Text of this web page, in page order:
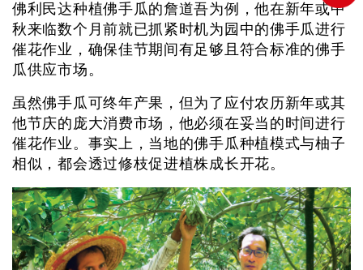
佛利民达种植佛手瓜的詹道吾为例，他在新年或中
秋来临数个月前就已抓紧时机为园中的佛手瓜进行
催花作业，确保佳节期间有足够且符合标准的佛手
瓜供应市场。
虽然佛手瓜可终年产果，但为了应付农历新年或其
他节庆的庞大消费市场，他必须在妥当的时间进行
催花作业。事实上，当地的佛手瓜种植模式与柚子
相似，都会透过修枝促进植株成长开花。